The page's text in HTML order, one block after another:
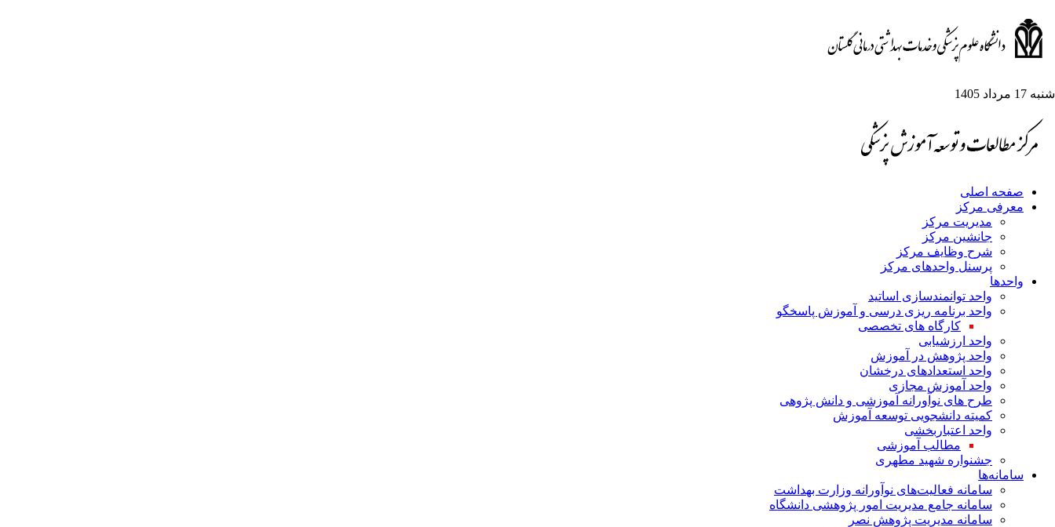
شنبه 17 مرداد 1405
صفحه اصلی
معرفی مرکز
مدیریت مرکز
جانشین مرکز
شرح وظایف مرکز
پرسنل واحدهای مرکز
واحدها
واحد توانمندسازی اساتید
واحد برنامه ریزی درسی و آموزش پاسخگو
کارگاه های تخصصی
واحد ارزشیابی
واحد پژوهش در آموزش
واحد استعدادهای درخشان
واحد آموزش مجازی
طرح های نوآورانه آموزشی و دانش پژوهی
کمیته دانشجویی توسعه آموزش
واحد اعتباربخشی
مطالب آموزشی
جشنواره شهید مطهری
سامانه‌ها
سامانه فعالیت‌های نوآورانه وزارت بهداشت
سامانه جامع مدیریت امور پژوهشی دانشگاه
سامانه مدیریت پژوهش نصر